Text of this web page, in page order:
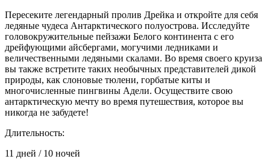
Пересеките легендарный пролив Дрейка и откройте для себя
ледяные чудеса Антарктического полуострова. Исследуйте
головокружительные пейзажи Белого континента с его
дрейфующими айсбергами, могучими ледниками и
величественными ледяными скалами. Во время своего круиза
вы также встретите таких необычных представителей дикой
природы, как слоновые тюлени, горбатые киты и
многочисленные пингвины Адели. Осуществите свою
антарктическую мечту во время путешествия, которое вы
никогда не забудете!
Длительность:
11 дней / 10 ночей